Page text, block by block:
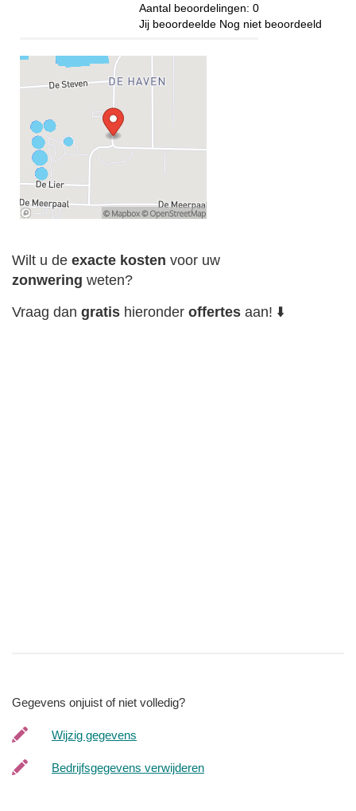
Aantal beoordelingen: 0
Jij beoordeelde Nog niet beoordeeld
Wilt u de exacte kosten voor uw
zonwering weten?
Vraag dan gratis hieronder offertes aan! ⬇️
Gegevens onjuist of niet volledig?
Wijzig gegevens
Bedrijfsgegevens verwijderen